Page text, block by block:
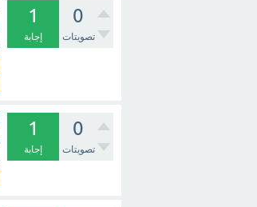
0
تصويتات
1
إجابة
0
تصويتات
1
إجابة